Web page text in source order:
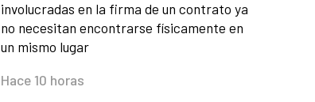
involucradas en la firma de un contrato ya
no necesitan encontrarse físicamente en
un mismo lugar
Hace 10 horas